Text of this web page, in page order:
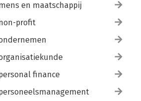
en maatschappij
profit
finance